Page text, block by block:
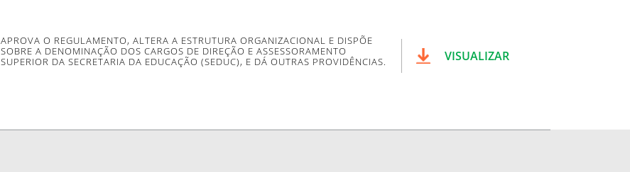
APROVA O REGULAMENTO, ALTERA A ESTRUTURA ORGANIZACIONAL E DISPÕE
SOBRE A DENOMINAÇÃO DOS CARGOS DE DIREÇÃO E ASSESSORAMENTO
SUPERIOR DA SECRETARIA DA EDUCAÇÃO (SEDUC), E DÁ OUTRAS PROVIDÊNCIAS.
VISUALIZAR